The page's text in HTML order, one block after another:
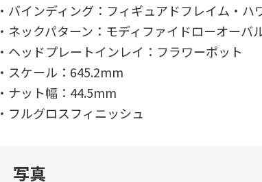
・バインディング：フィギュアドフレイム・ハ
・ネックパターン：モディファイドローオー
・ヘッドプレートインレイ：フラワーポット
・スケール：645.2mm
・ナット幅：44.5mm
・フルグロスフィニッシュ
写真